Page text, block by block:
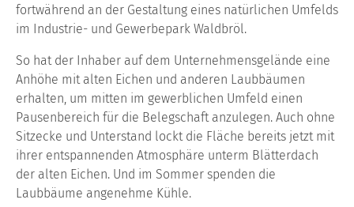
fortwährend an der Gestaltung eines natürlichen Umfelds
im Industrie- und Gewerbepark Waldbröl.
So hat der Inhaber auf dem Unternehmensgelände eine
Anhöhe mit alten Eichen und anderen Laubbäumen
erhalten, um mitten im gewerblichen Umfeld einen
Pausenbereich für die Belegschaft anzulegen. Auch ohne
Sitzecke und Unterstand lockt die Fläche bereits jetzt mit
ihrer entspannenden Atmosphäre unterm Blätterdach
der alten Eichen. Und im Sommer spenden die
Laubbäume angenehme Kühle.